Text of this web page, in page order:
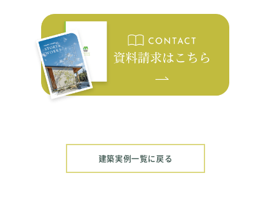
建築実例一覧に戻る